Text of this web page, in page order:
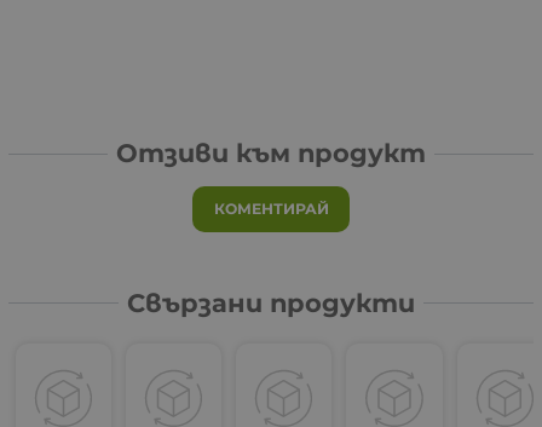
Отзиви към продукт
КОМЕНТИРАЙ
Свързани продукти